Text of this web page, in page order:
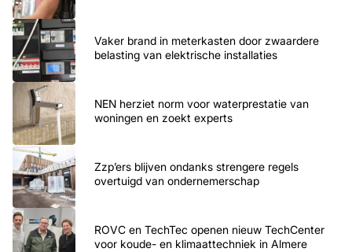
Vaker brand in meterkasten door zwaardere
belasting van elektrische installaties
NEN herziet norm voor waterprestatie van
woningen en zoekt experts
Zzp’ers blijven ondanks strengere regels
overtuigd van ondernemerschap
ROVC en TechTec openen nieuw TechCenter
voor koude- en klimaattechniek in Almere